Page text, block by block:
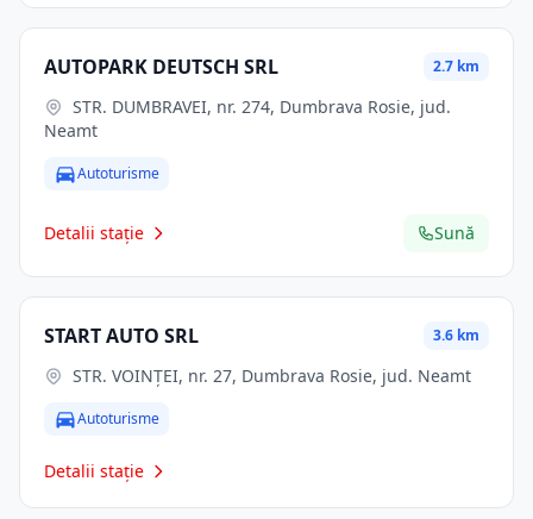
AUTOPARK DEUTSCH SRL 2.7 km
Neamt
Autoturisme
Detalii stație Sună
START AUTO SRL 3.6 km
STR. VOINŢEI, nr. 27, Dumbrava Rosie, jud. Neamt
Autoturisme
Detalii stație